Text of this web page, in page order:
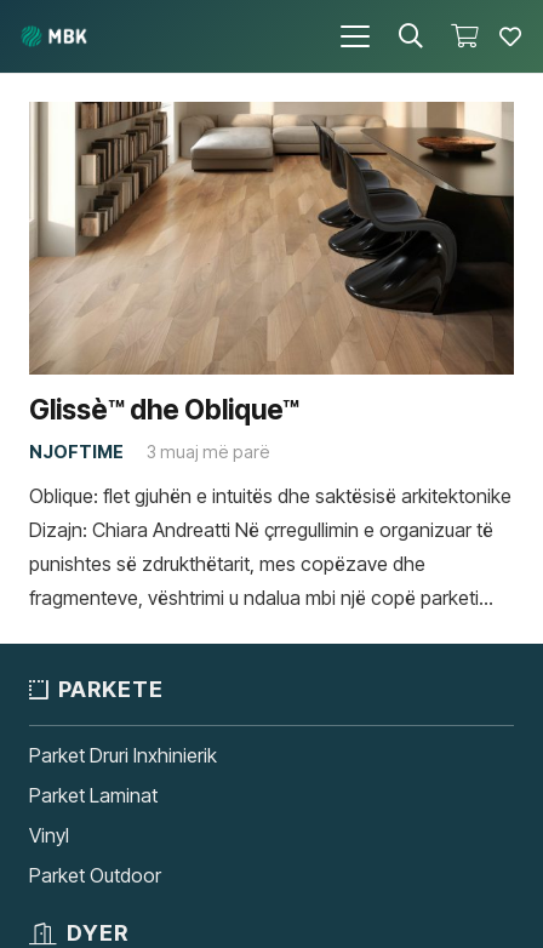
Glissè™ dhe Oblique™
NJOFTIME 3 muaj më parë
Oblique: flet gjuhën e intuitës dhe saktësisë arkitektonike
Dizajn: Chiara Andreatti Në çrregullimin e organizuar të
punishtes së zdrukthëtarit, mes copëzave dhe
fragmenteve, vështrimi u ndalua mbi një copë parketi…
PARKETE
Parket Druri Inxhinierik
Parket Laminat
Vinyl
Parket Outdoor
DYER